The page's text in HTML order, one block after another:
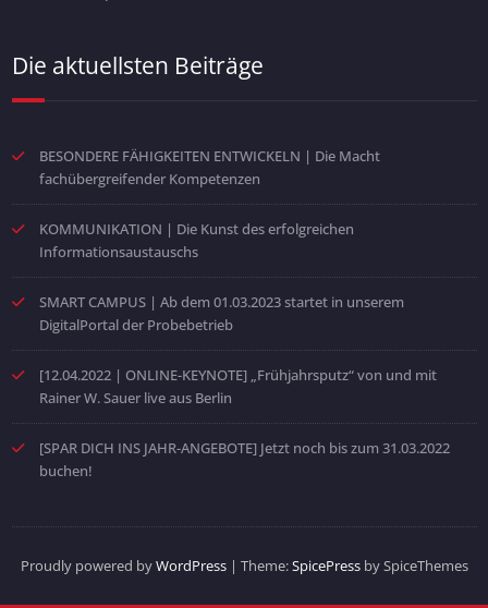
Die aktuellsten Beiträge
BESONDERE FÄHIGKEITEN ENTWICKELN | Die Macht
fachübergreifender Kompetenzen
KOMMUNIKATION | Die Kunst des erfolgreichen
Informationsaustauschs
SMART CAMPUS | Ab dem 01.03.2023 startet in unserem
DigitalPortal der Probebetrieb
[12.04.2022 | ONLINE-KEYNOTE] „Frühjahrsputz“ von und mit
Rainer W. Sauer live aus Berlin
[SPAR DICH INS JAHR-ANGEBOTE] Jetzt noch bis zum 31.03.2022
buchen!
Proudly powered byWordPress| Theme:SpicePressby SpiceThemes